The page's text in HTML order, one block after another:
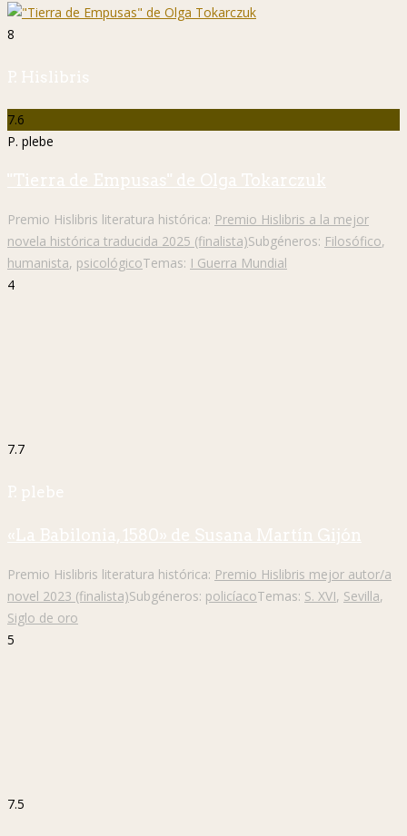
8
P. Hislibris
7.6
P. plebe
"Tierra de Empusas" de Olga Tokarczuk
Premio Hislibris literatura histórica: Premio Hislibris a la mejor
novela histórica traducida 2025 (finalista)Subgéneros: Filosófico,
humanista, psicológicoTemas: I Guerra Mundial
4
7.7
P. plebe
«La Babilonia, 1580» de Susana Martín Gijón
Premio Hislibris literatura histórica: Premio Hislibris mejor autor/a
novel 2023 (finalista)Subgéneros: policíacoTemas: S. XVI, Sevilla,
Siglo de oro
5
7.5